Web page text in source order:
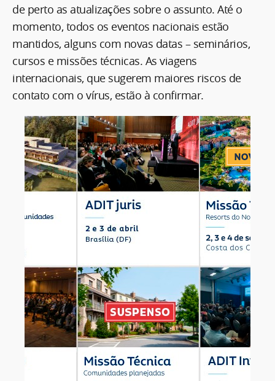
de perto as atualizações sobre o assunto. Até o
momento, todos os eventos nacionais estão
mantidos, alguns com novas datas – seminários,
cursos e missões técnicas. As viagens
internacionais, que sugerem maiores riscos de
contato com o vírus, estão à confirmar.